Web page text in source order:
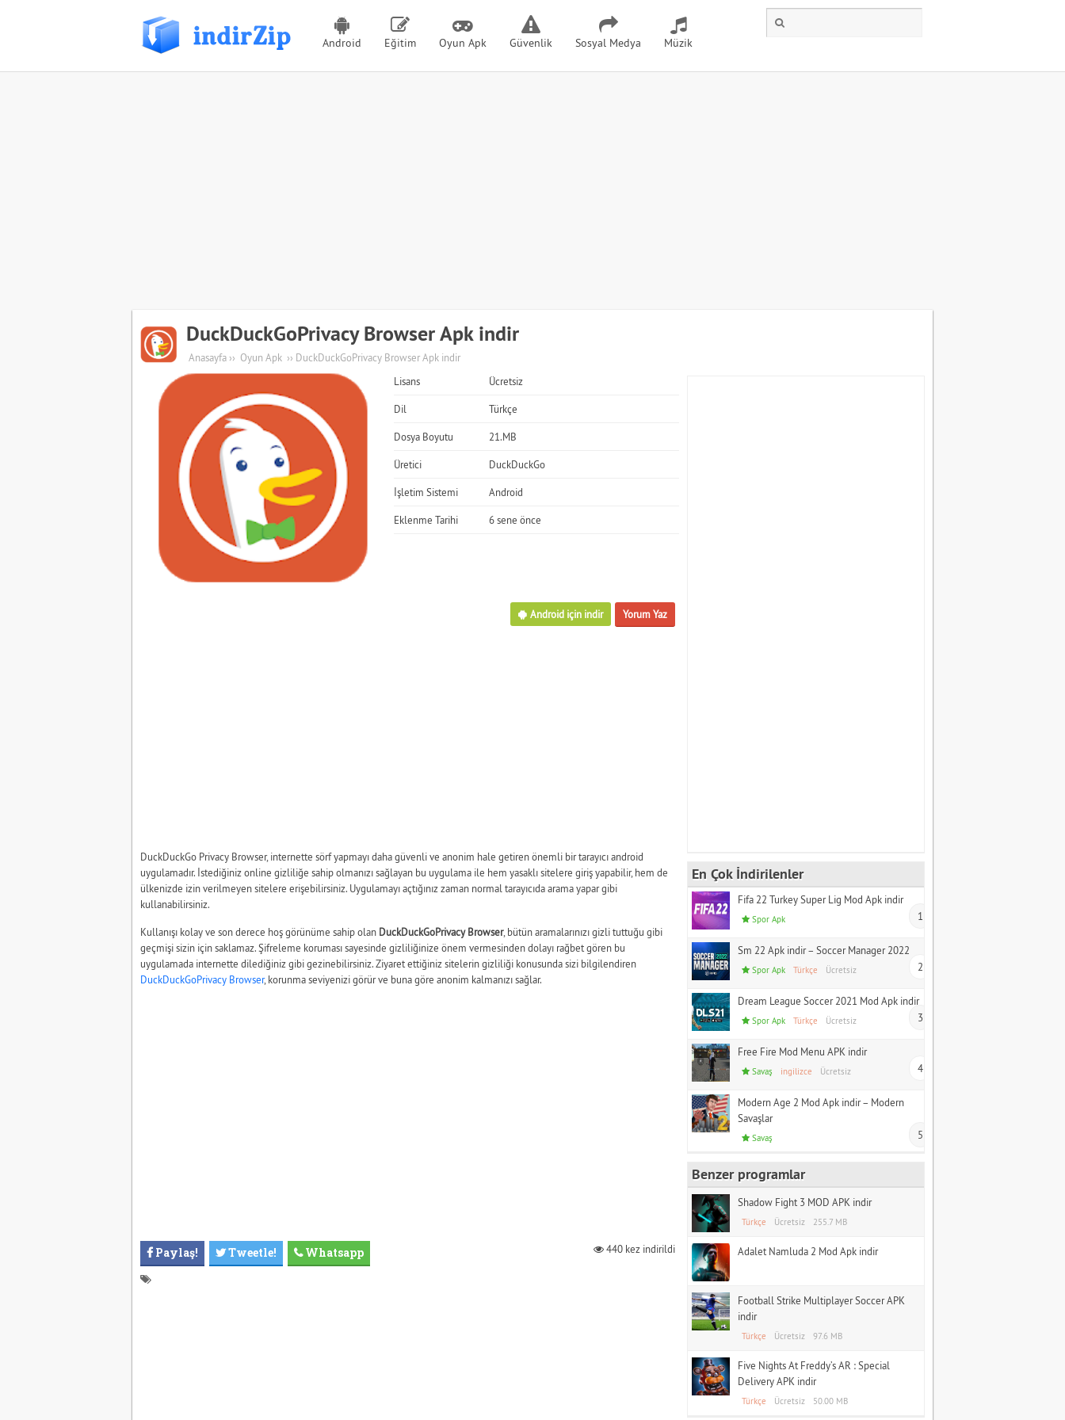
Android Eğitim Oyun Apk Güvenlik Sosyal Medya Müzik
DuckDuckGoPrivacy Browser Apk indir
Anasayfa ›› Oyun Apk ›› DuckDuckGoPrivacy Browser Apk indir
Lisans
Ücretsiz
Dil Türkçe
Dosya Boyutu 21.MB
Üretici DuckDuckGo
İşletim Sistemi Android
Eklenme Tarihi 6 sene önce
Yorum Yaz
Android için indir
DuckDuckGo Privacy Browser, internette sörf yapmayı daha güvenli ve anonim hale getiren önemli bir tarayıcı android
uygulamadır. İstediğiniz online gizliliğe sahip olmanızı sağlayan bu uygulama ile hem yasaklı sitelere giriş yapabilir, hem de
ülkenizde izin verilmeyen sitelere erişebilirsiniz. Uygulamayı açtığınız zaman normal tarayıcıda arama yapar gibi
kullanabilirsiniz.
Kullanışı kolay ve son derece hoş görünüme sahip olan DuckDuckGoPrivacy Browser, bütün aramalarınızı gizli tuttuğu gibi
geçmişi sizin için saklamaz. Şifreleme koruması sayesinde gizliliğinize önem vermesinden dolayı rağbet gören bu
uygulamada internette dilediğiniz gibi gezinebilirsiniz. Ziyaret ettiğiniz sitelerin gizliliği konusunda sizi bilgilendiren
DuckDuckGoPrivacy Browser, korunma seviyenizi görür ve buna göre anonim kalmanızı sağlar.
Paylaş! Tweetle! Whatsapp 440 kez indirildi
En Çok İndirilenler
Fifa 22 Turkey Super Lig Mod Apk indir
Spor Apk 1
Sm 22 Apk indir – Soccer Manager 2022
Spor Apk Türkçe Ücretsiz 2
Dream League Soccer 2021 Mod Apk indir
Spor Apk Türkçe Ücretsiz 3
Free Fire Mod Menu APK indir
Savaş ingilizce Ücretsiz 4
Modern Age 2 Mod Apk indir – Modern
Savaşlar
Savaş 5
Benzer programlar
Shadow Fight 3 MOD APK indir
Türkçe Ücretsiz 255.7 MB
Adalet Namluda 2 Mod Apk indir
Football Strike Multiplayer Soccer APK
indir
Türkçe Ücretsiz 97.6 MB
Five Nights At Freddy’s AR : Special
Delivery APK indir
Türkçe Ücretsiz 50.00 MB